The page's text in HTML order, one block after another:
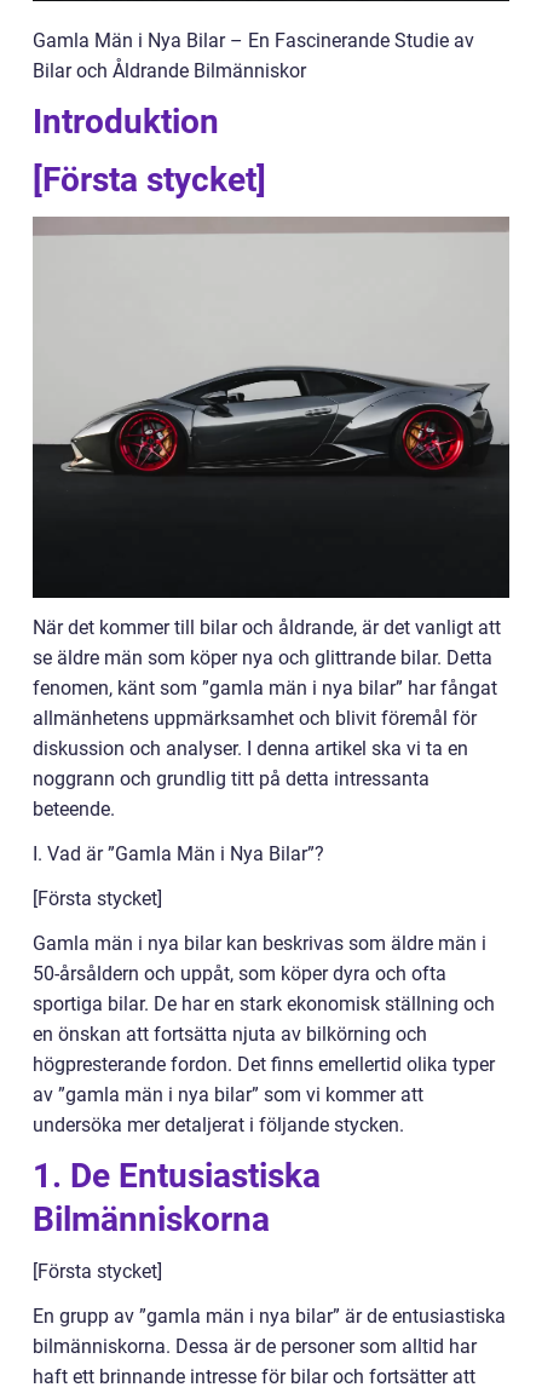
Gamla Män i Nya Bilar – En Fascinerande Studie av
Bilar och Åldrande Bilmänniskor
Introduktion
[Första stycket]
När det kommer till bilar och åldrande, är det vanligt att
se äldre män som köper nya och glittrande bilar. Detta
fenomen, känt som ”gamla män i nya bilar” har fångat
allmänhetens uppmärksamhet och blivit föremål för
diskussion och analyser. I denna artikel ska vi ta en
noggrann och grundlig titt på detta intressanta
beteende.
I. Vad är ”Gamla Män i Nya Bilar”?
[Första stycket]
Gamla män i nya bilar kan beskrivas som äldre män i
50-årsåldern och uppåt, som köper dyra och ofta
sportiga bilar. De har en stark ekonomisk ställning och
en önskan att fortsätta njuta av bilkörning och
högpresterande fordon. Det finns emellertid olika typer
av ”gamla män i nya bilar” som vi kommer att
undersöka mer detaljerat i följande stycken.
1. De Entusiastiska
Bilmänniskorna
[Första stycket]
En grupp av ”gamla män i nya bilar” är de entusiastiska
bilmänniskorna. Dessa är de personer som alltid har
haft ett brinnande intresse för bilar och fortsätter att